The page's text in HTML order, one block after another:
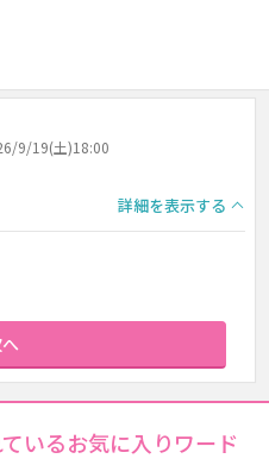
9/19(土)18:00
詳細を表示する
いるお気に入りワード